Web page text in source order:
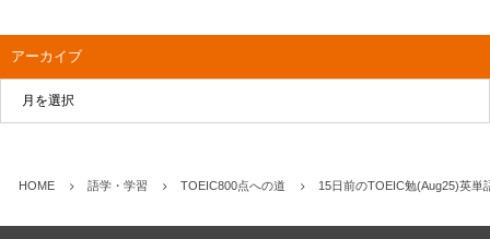
アーカイブ
HOME 語学・学習 TOEIC800点への道 15日前のTOEIC勉(Aug25)英単